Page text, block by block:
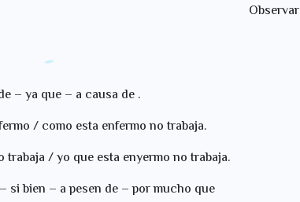
Observar
– ya que – a causa de .
/ como esta enfermo no trabaja.
trabaja / yo que esta enyermo no trabaja.
si bien – a pesen de – por mucho que